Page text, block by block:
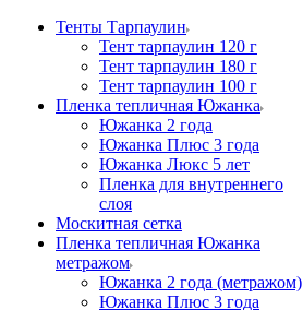
Тенты Тарпаулин
Тент тарпаулин 120 г
Тент тарпаулин 180 г
Тент тарпаулин 100 г
Пленка тепличная Южанка
Южанка 2 года
Южанка Плюс 3 года
Южанка Люкс 5 лет
Пленка для внутреннего
слоя
Москитная сетка
Пленка тепличная Южанка
метражом
Южанка 2 года (метражом)
Южанка Плюс 3 года